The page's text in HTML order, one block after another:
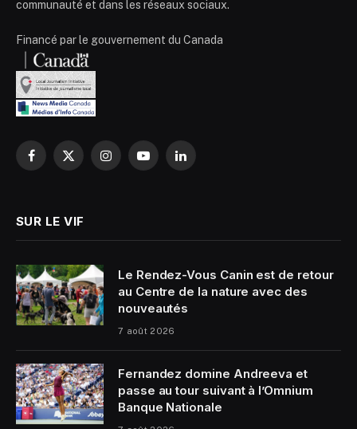
communauté et dans les réseaux sociaux.
Financé par le gouvernement du Canada
Facebook
X
InstagramYouTubeLinkedIn
SUR LE VIF
Le Rendez-Vous Canin est de retour
au Centre de la nature avec des
nouveautés
7 août 2026
Fernandez domine Andreeva et
passe au tour suivant à l’Omnium
Banque Nationale